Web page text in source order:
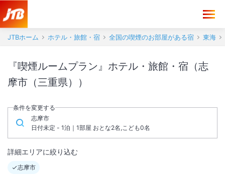
JTBホーム ホテル・旅館・宿 全国の喫煙のお部屋がある宿 東海
『喫煙ルームプラン』ホテル・旅館・宿（志
摩市（三重県））
条件を変更する
志摩市
日付未定 - 1泊｜1部屋 おとな2名,こども0名
詳細エリアに絞り込む
志摩市